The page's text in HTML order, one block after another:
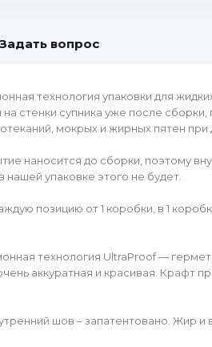
Задать вопрос
технология упаковки для
стенки супника уже после
мокрых и жирных пятен при
наносится до сборки, поэтому
упаковке этого не будет.
позицию от 1 коробки, в 1
технология UltraProof —
аккуратная и красивая. Крафт
шов – запатентовано. Жир